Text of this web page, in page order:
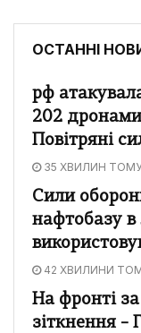
ОСТАННІ
рф
202
Повітряні
35 ХВИЛИН
Сили
нафтобазу в
42 ХВИЛИНИ
На фронті
зіткнення –